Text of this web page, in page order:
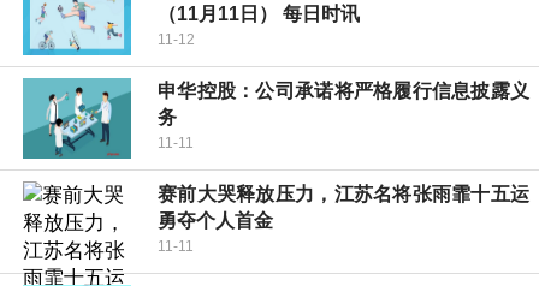
（11月11日） 每日时讯
11-12
申华控股：公司承诺将严格履行信息披露义
务
11-11
赛前大哭释放压力，江苏名将张雨霏十五运
勇夺个人首金
11-11